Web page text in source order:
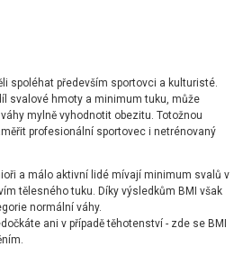
spoléhat především sportovci a kulturisté.
svalové hmoty a minimum tuku, může
mylně vyhodnotit obezitu. Totožnou
profesionální sportovec i netrénovaný
a málo aktivní lidé mívají minimum svalů v
tělesného tuku. Díky výsledkům BMI však
normální váhy.
ani v případě těhotenství - zde se BMI